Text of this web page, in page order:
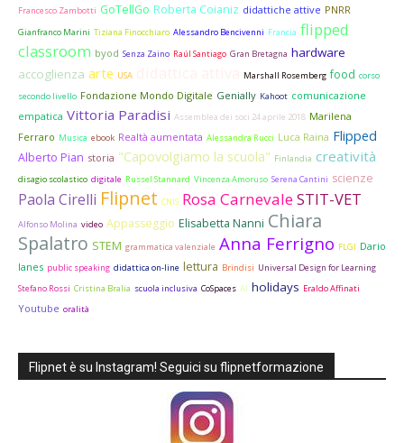
Francesco Zambotti GoTellGo Roberta Coianiz didattiche attive PNRR
Gianfranco Marini Tiziana Finocchiaro Alessandro Bencivenni Francia flipped
classroom byod Senza Zaino Raúl Santiago Gran Bretagna hardware
accoglienza arte USA Marshall Rosemberg food corso
secondo livello Fondazione Mondo Digitale Genially Kahoot comunicazione
empatica Vittoria Paradisi Assemblea dei soci 24 aprile 2018 Marilena
Ferraro Musica ebook Realtà aumentata Alessandra Rucci Luca Raina Flipped
Alberto Pian storia "Capovolgiamo la scuola" Finlandia creatività
disagio scolastico digitale Russel Stannard Vincenza Amoruso Serena Cantini scienze
Paola Cirelli Flipnet CNIS Rosa CarnevaleSTIT-VET
Alfonso Molina video Appasseggio Elisabetta Nanni Chiara
Spalatro STEM grammatica valenziale Anna Ferrigno FLGI Dario
Ianes public speaking didattica on-line lettura Brindisi Universal Design for Learning
Stefano Rossi Cristina Bralia scuola inclusiva CoSpaces AI holidays Eraldo Affinati
Youtube oralità
Flipnet è su Instagram! Seguici su flipnetformazione